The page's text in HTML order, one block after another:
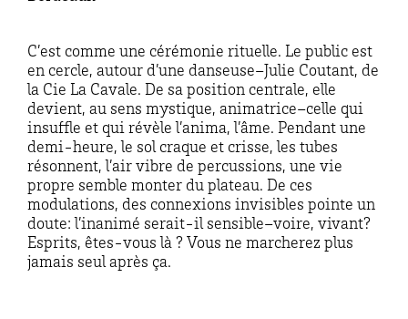
C’est comme une cérémonie rituelle. Le public est
en cercle, autour d’une danseuse–Julie Coutant, de
la Cie La Cavale. De sa position centrale, elle
devient, au sens mystique, animatrice–celle qui
insuffle et qui révèle l’anima, l’âme. Pendant une
demi-heure, le sol craque et crisse, les tubes
résonnent, l’air vibre de percussions, une vie
propre semble monter du plateau. De ces
modulations, des connexions invisibles pointe un
doute: l’inanimé serait-il sensible–voire, vivant?
Esprits, êtes-vous là ? Vous ne marcherez plus
jamais seul après ça.